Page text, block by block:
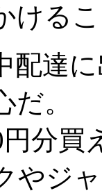
ける
配達
。
分買
やジ